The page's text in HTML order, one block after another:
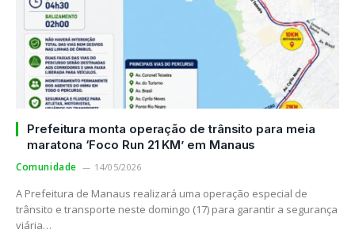
Prefeitura monta operação de trânsito para meia
maratona ‘Foco Run 21 KM’ em Manaus
Comunidade 14/05/2026
A Prefeitura de Manaus realizará uma operação especial de
trânsito e transporte neste domingo (17) para garantir a segurança
viária…